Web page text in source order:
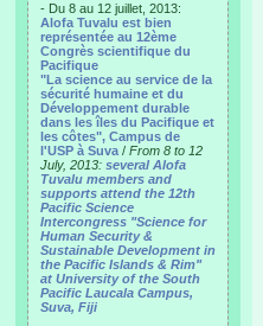
- Du 8 au 12 juillet, 2013:
Alofa Tuvalu est bien
représentée au 12ème
Congrès scientifique du
Pacifique
"La science au service de la
sécurité humaine et du
Développement durable
dans les îles du Pacifique et
les côtes", Campus de
l'USP à Suva / From 8 to 12
July, 2013: several Alofa
Tuvalu members and
supports attend the 12th
Pacific Science
Intercongress "Science for
Human Security &
Sustainable Development in
the Pacific Islands & Rim"
at University of the South
Pacific Laucala Campus,
Suva, Fiji